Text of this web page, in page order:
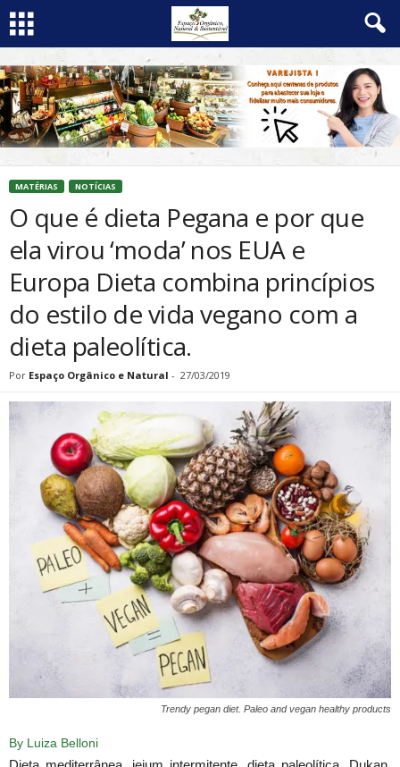
MATÉRIAS NOTÍCIAS
O que é dieta Pegana e por que
ela virou ‘moda’ nos EUA e
Europa Dieta combina princípios
do estilo de vida vegano com a
dieta paleolítica.
Por Espaço Orgânico e Natural - 27/03/2019
Trendy pegan diet. Paleo and vegan healthy products
By Luiza Belloni